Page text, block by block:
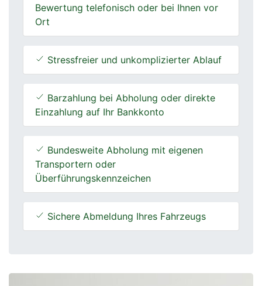
Bewertung telefonisch oder bei Ihnen vor
Ort
Stressfreier und unkomplizierter Ablauf
Barzahlung bei Abholung oder direkte
Einzahlung auf Ihr Bankkonto
Bundesweite Abholung mit eigenen
Transportern oder
Überführungskennzeichen
Sichere Abmeldung Ihres Fahrzeugs